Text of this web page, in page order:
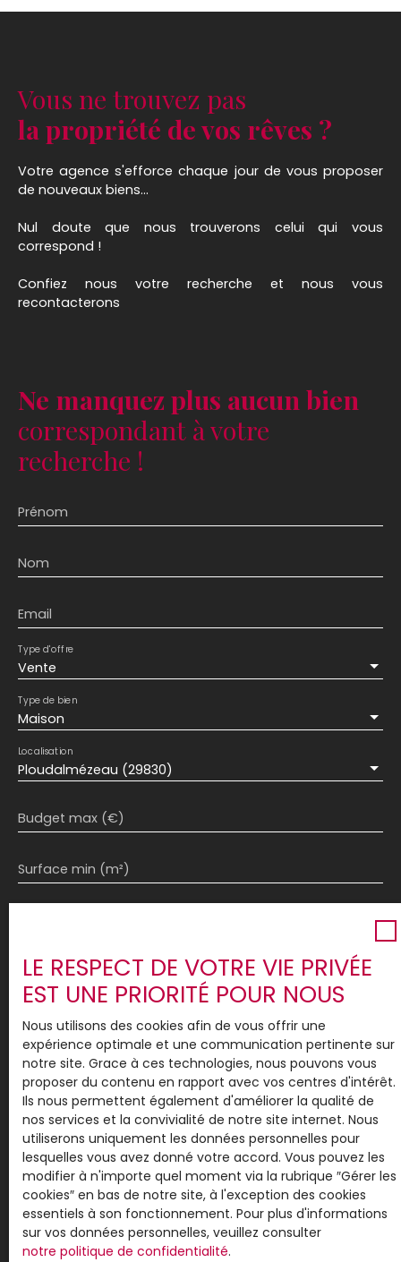
Vous ne trouvez pas
la propriété de vos rêves ?
Votre agence s'efforce chaque jour de vous proposer
de nouveaux biens...
Nul doute que nous trouverons celui qui vous
correspond !
Confiez nous votre recherche et nous vous
recontacterons
Ne manquez plus aucun bien
correspondant à votre
recherche !
Prénom
Nom
Email
Vente
Type d'offre
Maison
Type de bien
Ploudalmézeau (29830)
Localisation
Budget max (€)
Surface min (m²)
J'accepte le traitement de mes données
personnelles conformément au RGPD. Si vous ne
souhaitez pas faire l'objet de prospection
commerciale par voie téléphonique, vous pouvez
vous inscrire gratuitement sur la liste d'opposition
au démarchage téléphonique, prévu par l'article
L223-1 du code de la consommation, sur le site
Internet www.bloctel.gouv.fr ou par courrier
adressé à :
Société Worldline, Service Bloctel, CS 61311, 41013
BLOIS CEDEX.
Pour en savoir plus sur le traitement de vos
données personnelles, veuillez consulter notre
politique de confidentialité.
LE RESPECT DE VOTRE VIE PRIVÉE
EST UNE PRIORITÉ POUR NOUS
Nous utilisons des cookies afin de vous offrir une
expérience optimale et une communication pertinente sur
notre site. Grace à ces technologies, nous pouvons vous
proposer du contenu en rapport avec vos centres d'intérêt.
Ils nous permettent également d'améliorer la qualité de
nos services et la convivialité de notre site internet. Nous
utiliserons uniquement les données personnelles pour
lesquelles vous avez donné votre accord. Vous pouvez les
modifier à n'importe quel moment via la rubrique ″Gérer les
cookies″ en bas de notre site, à l'exception des cookies
essentiels à son fonctionnement. Pour plus d'informations
sur vos données personnelles, veuillez consulter
notre politique de confidentialité.